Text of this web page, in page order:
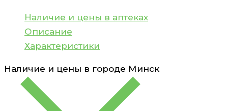
Наличие и цены в аптеках
Описание
Характеристики
Наличие и цены в городе Минск